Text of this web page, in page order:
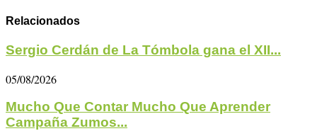
Relacionados
Sergio Cerdán de La Tómbola gana el XII...
05/08/2026
Mucho Que Contar Mucho Que Aprender
Campaña Zumos...